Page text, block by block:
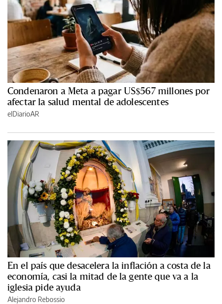
Condenaron a Meta a pagar US$567 millones por
afectar la salud mental de adolescentes
elDiarioAR
En el país que desacelera la inflación a costa de la
economía, casi la mitad de la gente que va a la
iglesia pide ayuda
Alejandro Rebossio